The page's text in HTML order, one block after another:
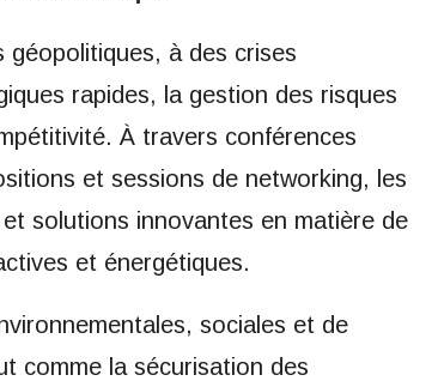
géopolitiques, à des crises
rapides, la gestion des risques
À travers conférences
et sessions de networking, les
solutions innovantes en matière de
et énergétiques.
sociales et de
comme la sécurisation des